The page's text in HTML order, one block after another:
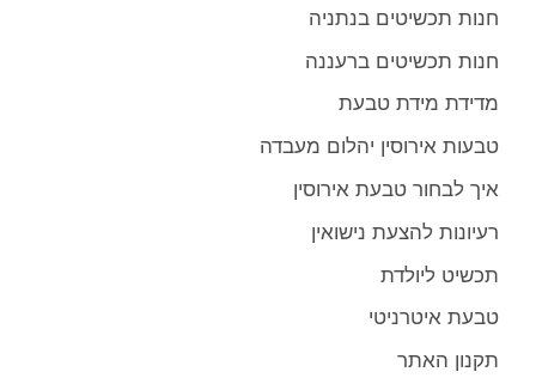
חנות תכשיטים בנתניה
חנות תכשיטים ברעננה
מדידת מידת טבעת
טבעות אירוסין יהלום מעבדה
איך לבחור טבעת אירוסין
רעיונות להצעת נישואין
תכשיט ליולדת
טבעת איטרניטי
תקנון האתר